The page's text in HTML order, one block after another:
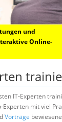
und
Online-
IT-Experten
mit viel
Vorträge